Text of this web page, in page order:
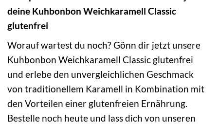
deine Kuhbonbon Weichkaramell Classic
glutenfrei
Worauf wartest du noch? Gönn dir jetzt unsere
Kuhbonbon Weichkaramell Classic glutenfrei
und erlebe den unvergleichlichen Geschmack
von traditionellem Karamell in Kombination mit
den Vorteilen einer glutenfreien Ernährung.
Bestelle noch heute und lass dich von unseren